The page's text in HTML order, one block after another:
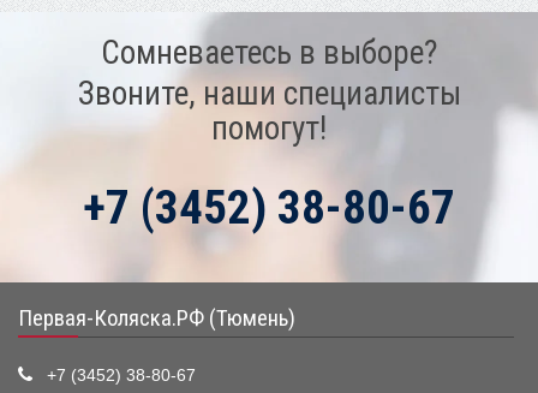
Сомневаетесь в выборе?
Звоните, наши специалисты
помогут!
+7 (3452) 38-80-67
Первая-Коляска.РФ (Тюмень)
+7 (3452) 38-80-67